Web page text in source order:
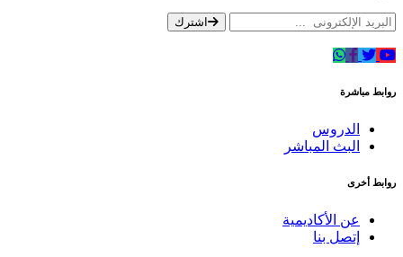
اشترك
روابط مباشرة
الدروس
البث المباشر
روابط أخرى
عن الأكاديمية
إتصل بنا